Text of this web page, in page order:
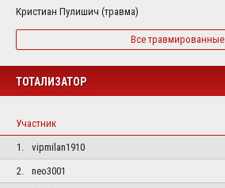
Кристиан Пулишич (травма)
Все травмированные
ТОТАЛИЗАТОР
Участник
1.
vipmilan1910
2.
neo3001